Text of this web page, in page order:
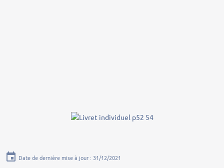
Date de dernière mise à jour : 31/12/2021